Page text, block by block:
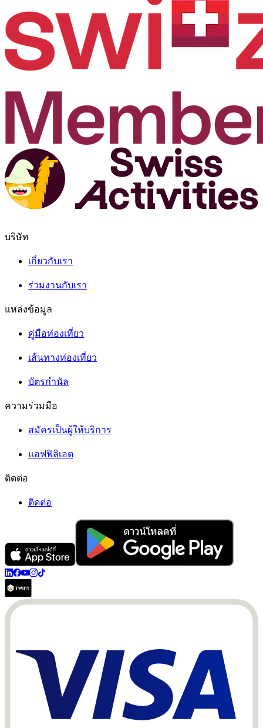
บริษัท
เกี่ยวกับเรา
ร่วมงานกับเรา
แหล่งข้อมูล
คู่มือท่องเที่ยว
เส้นทางท่องเที่ยว
บัตรกำนัล
ความร่วมมือ
สมัครเป็นผู้ให้บริการ
แอฟฟิลิเอต
ติดต่อ
ติดต่อ